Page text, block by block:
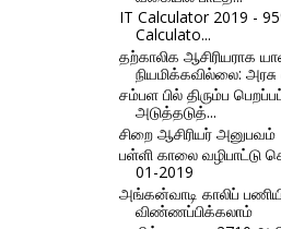
IT Calculator 2019 -
Calculato...
தற்காலிக ஆசிரியராக
நியமிக்கவில்லை: அரசு
சம்பள பில் திரும்ப
அடுத்தடுத்...
சிறை ஆசிரியர் அனுபவம்
பள்ளி காலை வழிபாட்டு
01-2019
அங்கன்வாடி காலிப்
விண்ணப்பிக்கலாம்